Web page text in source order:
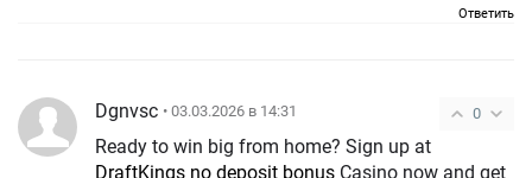
Ответить
0
Dgnvsc • 03.03.2026 в 14:31
Ready to win big from home? Sign up at
DraftKings no deposit bonus Casino now and get